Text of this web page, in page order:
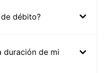
débito?
duración de mi